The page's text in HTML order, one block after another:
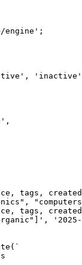
engine ' ;
('active',
tags,
tags,
'2025-
( `